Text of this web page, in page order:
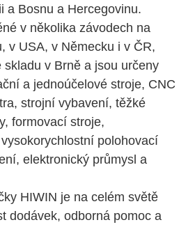
a Bosnu a Hercegovinu.
v několika závodech na
v USA, v Německu i v ČR,
v Brně a jsou určeny
a jednoúčelové stroje, CNC
strojní vybavení, těžké
formovací stroje,
polohovací
elektronický průmysl a
HIWIN je na celém světě
dodávek, odborná pomoc a